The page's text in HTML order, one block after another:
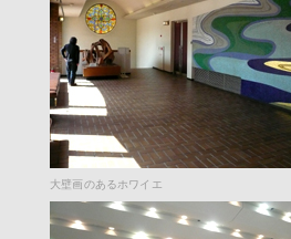
大壁画のあるホワイエ